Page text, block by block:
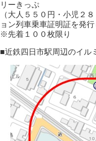
リーきっぷ
（大人５５０円・小児２
ョン列車乗車証明証を発行
※先着１００枚限り
■近鉄四日市駅周辺のイル